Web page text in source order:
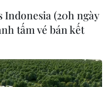
Indonesia (20h ngày
tấm vé bán kết